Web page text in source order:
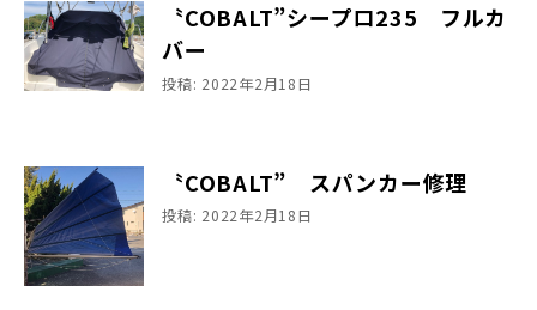
〝COBALT”シープロ235 フルカ
バー
投稿: 2022年2月18日
〝COBALT” スパンカー修理
投稿: 2022年2月18日